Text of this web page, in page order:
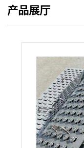
产品展厅